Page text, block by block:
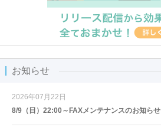
お知らせ
2026年07月22日
8/9（日）22:00～FAXメンテナンスのお知らせ